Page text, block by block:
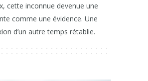
cette inconnue devenue une
comme une évidence. Une
d’un autre temps rétablie.